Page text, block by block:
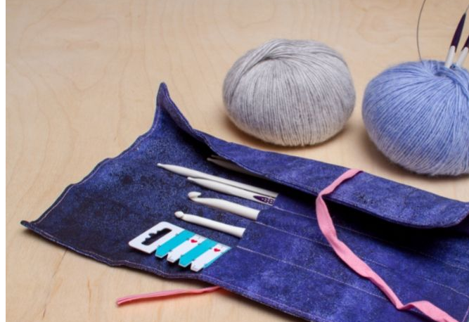
Unterwäsche & Weiteres
Kleidung nach Größen